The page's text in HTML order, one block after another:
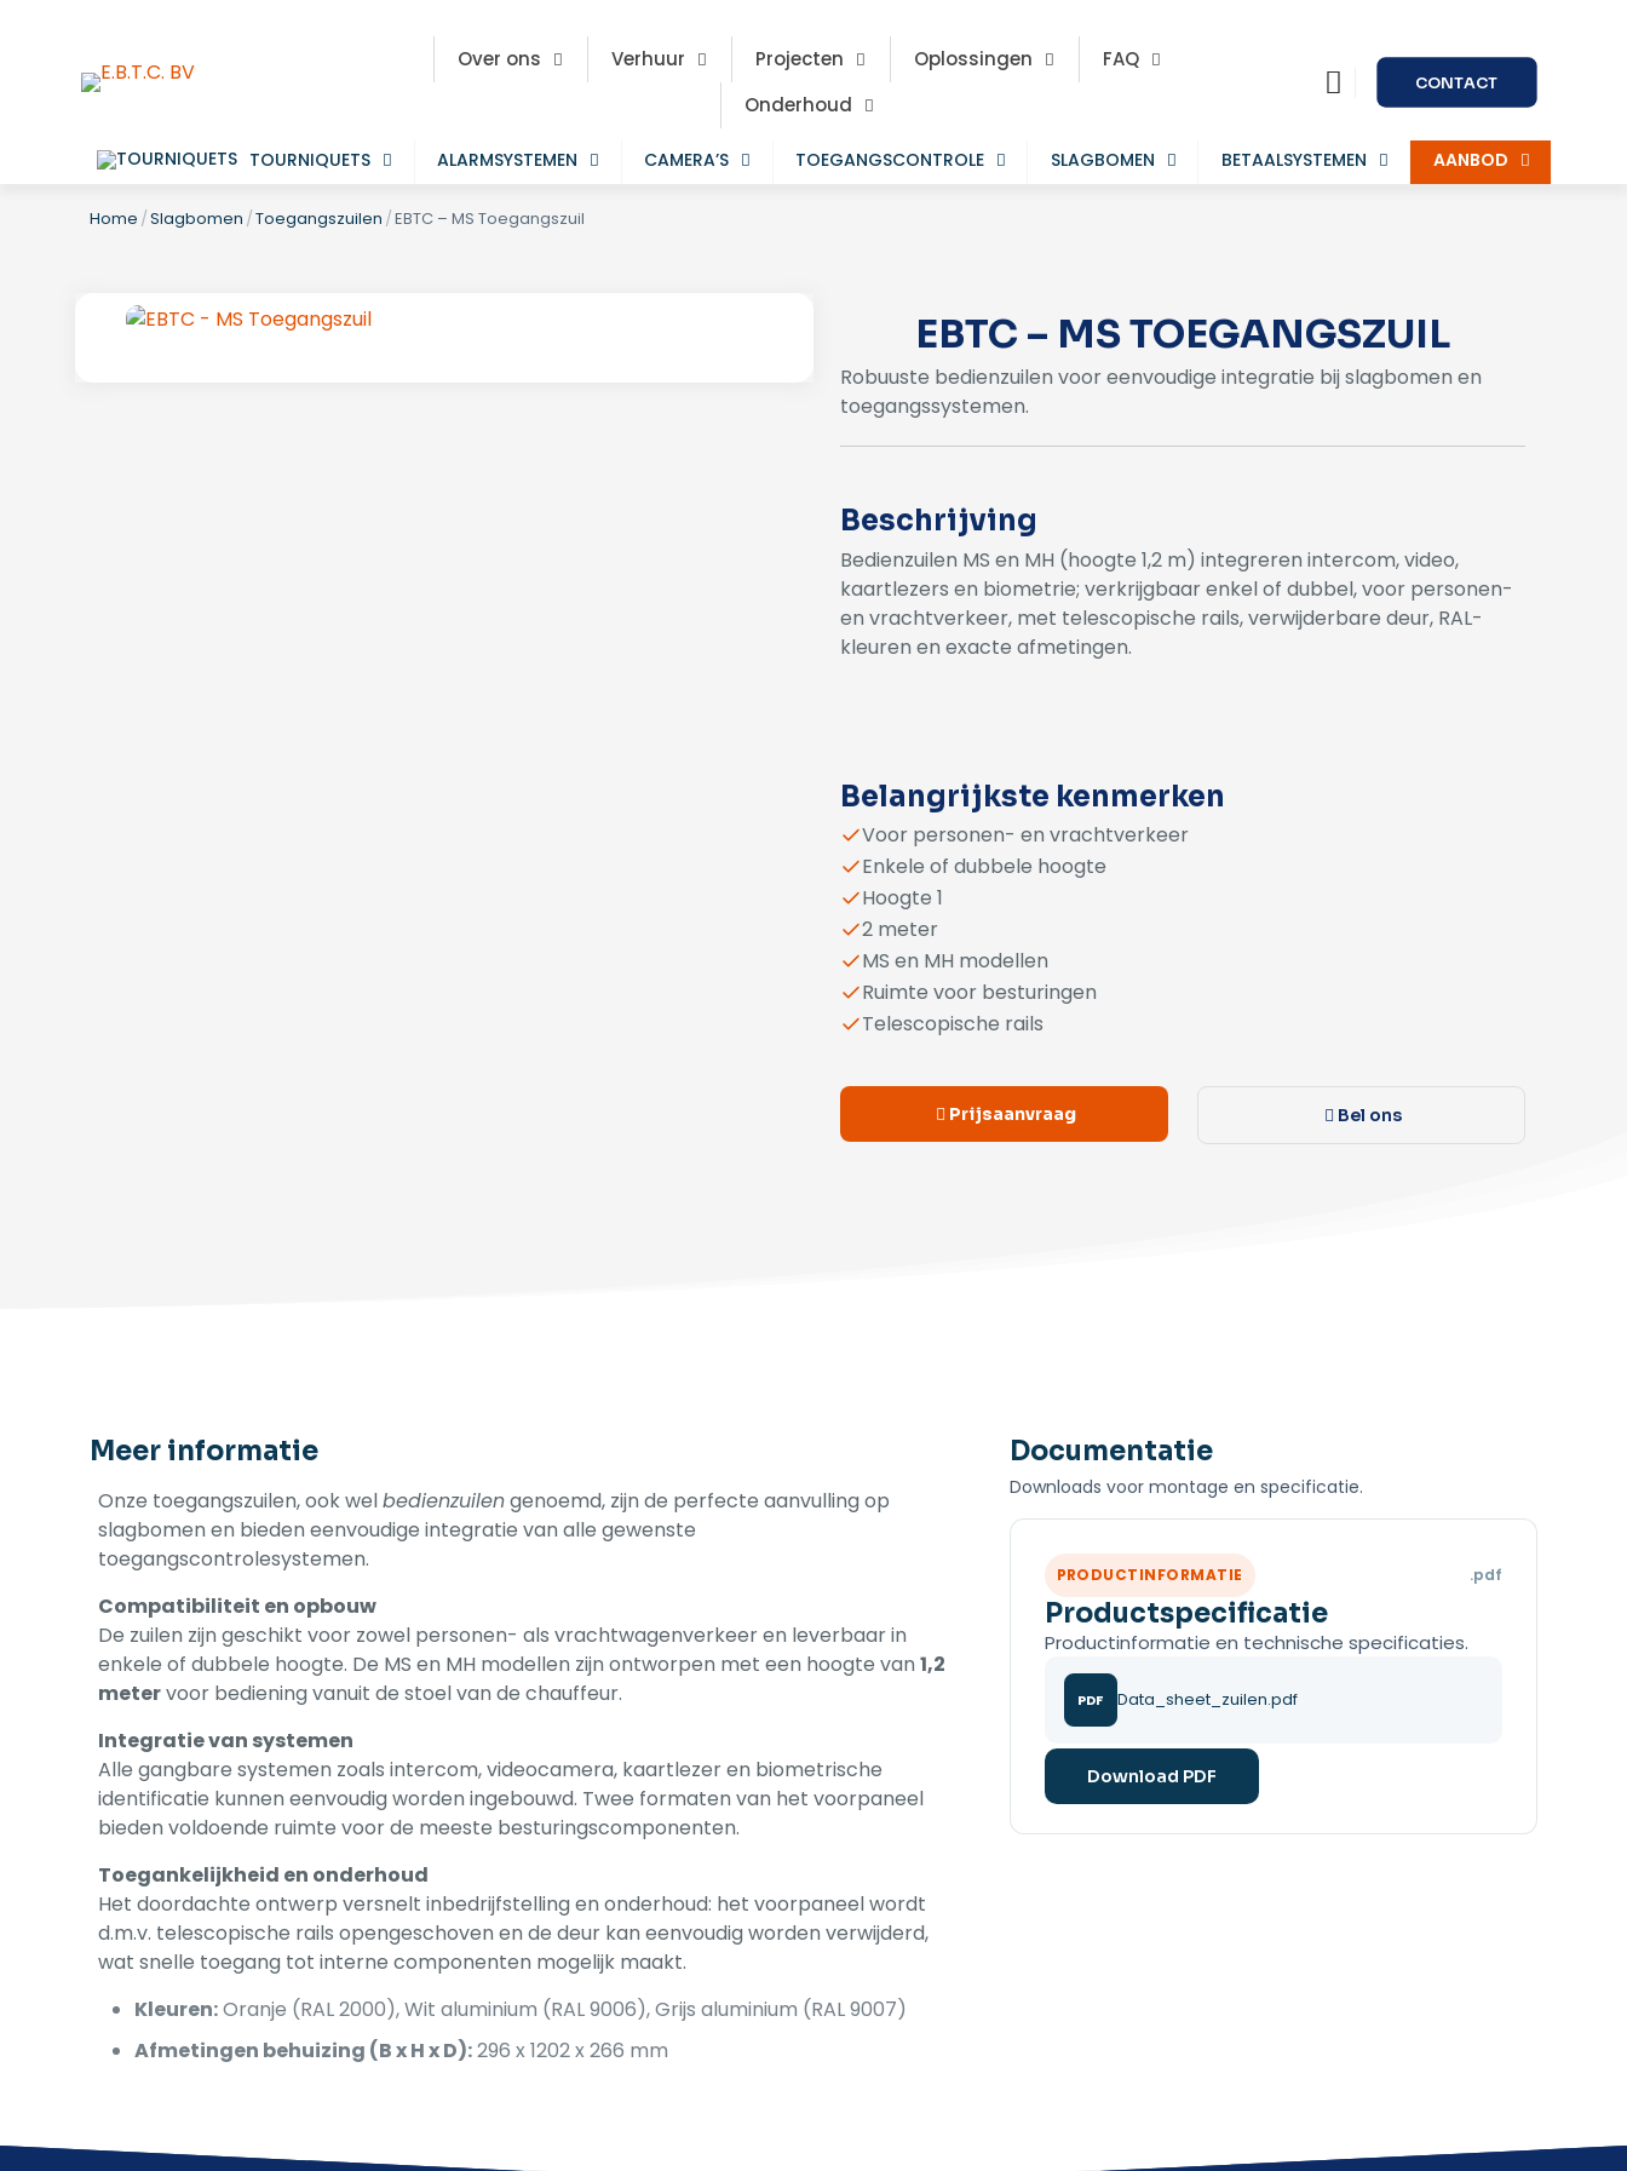
Over ons Verhuur Projecten Oplossingen
FAQ
Onderhoud
CONTACT
TOURNIQUETS ALARMSYSTEMEN CAMERA’S TOEGANGSCONTROLE SLAGBOMEN BETAALSYSTEMEN AANBOD
Home /Slagbomen /Toegangszuilen /EBTC – MS Toegangszuil
EBTC – MS TOEGANGSZUIL
Robuuste bedienzuilen voor eenvoudige integratie bij slagbomen en
toegangssystemen.
Beschrijving
Bedienzuilen MS en MH (hoogte 1,2 m) integreren intercom, video,
kaartlezers en biometrie; verkrijgbaar enkel of dubbel, voor personen-
en vrachtverkeer, met telescopische rails, verwijderbare deur, RAL-
kleuren en exacte afmetingen.
Belangrijkste kenmerken
Voor personen- en vrachtverkeer
Enkele of dubbele hoogte
Hoogte 1
2 meter
MS en MH modellen
Ruimte voor besturingen
Telescopische rails
Prijsaanvraag Bel ons
Meer informatie
Onze toegangszuilen, ook welbedienzuilengenoemd, zijn de perfecte aanvulling op
slagbomen en bieden eenvoudige integratie van alle gewenste
toegangscontrolesystemen.
Compatibiliteit en opbouw
De zuilen zijn geschikt voor zowel personen- als vrachtwagenverkeer en leverbaar in
enkele of dubbele hoogte. De MS en MH modellen zijn ontworpen met een hoogte van1,2
metervoor bediening vanuit de stoel van de chauffeur.
Integratie van systemen
Alle gangbare systemen zoals intercom, videocamera, kaartlezer en biometrische
identificatie kunnen eenvoudig worden ingebouwd. Twee formaten van het voorpaneel
bieden voldoende ruimte voor de meeste besturingscomponenten.
Toegankelijkheid en onderhoud
Het doordachte ontwerp versnelt inbedrijfstelling en onderhoud: het voorpaneel wordt
d.m.v. telescopische rails opengeschoven en de deur kan eenvoudig worden verwijderd,
wat snelle toegang tot interne componenten mogelijk maakt.
Kleuren:Oranje (RAL 2000), Wit aluminium (RAL 9006), Grijs aluminium (RAL 9007)
Afmetingen behuizing (B x H x D):296 x 1202 x 266 mm
Documentatie
Downloads voor montage en specificatie.
PRODUCTINFORMATIE .pdf
Productspecificatie
Productinformatie en technische specificaties.
PDF Data_sheet_zuilen.pdf
Download PDF